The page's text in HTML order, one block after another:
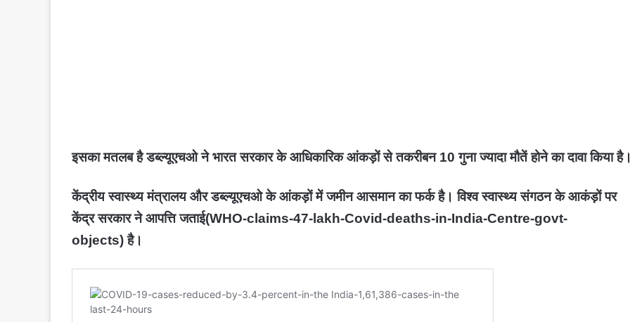
इसका मतलब है डब्ल्यूएचओ ने भारत सरकार के आधिकारिक आंकड़ों से तकरीबन 10 गुना ज्यादा मौतें होने का दावा किया
केंद्रीय स्वास्थ्य मंत्रालय और डब्ल्यूएचओ के आंकड़ों में जमीन आसमान का फर्क है। विश्व स्वास्थ्य संगठन के आकंड़ों पर
केंद्र सरकार ने आपत्ति जताई(WHO-claims-47-lakh-Covid-deaths-in-India-Centre-govt-
objects)है।